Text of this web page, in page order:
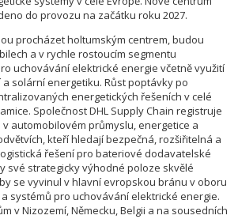
do provozu na začátku roku 2027.
procházet holtumským centrem, budou
a v rychle rostoucím segmentu
uchovávání elektrické energie včetně využití
solární energetiku. Růst poptávky po
energetických řešeních v celé
Společnost DHL Supply Chain registruje
automobilovém průmyslu, energetice a
kteří hledají bezpečná, rozšiřitelná a
řešení pro bateriové dodavatelské
své strategicky výhodné poloze skvělé
se vyvinul v hlavní evropskou bránu v oboru
systémů pro uchovávání elektrické energie.
v Nizozemí, Německu, Belgii a na sousedních